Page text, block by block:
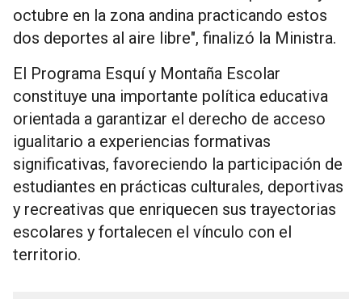
octubre en la zona andina practicando estos
dos deportes al aire libre", finalizó la Ministra.
El Programa Esquí y Montaña Escolar
constituye una importante política educativa
orientada a garantizar el derecho de acceso
igualitario a experiencias formativas
significativas, favoreciendo la participación de
estudiantes en prácticas culturales, deportivas
y recreativas que enriquecen sus trayectorias
escolares y fortalecen el vínculo con el
territorio.